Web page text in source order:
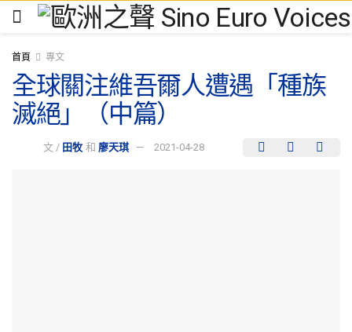
首頁 專文
全球關注維吾爾人遭遇「種族
滅絕」（中篇）
文 / 田牧 和 廖天琪 2021-04-28